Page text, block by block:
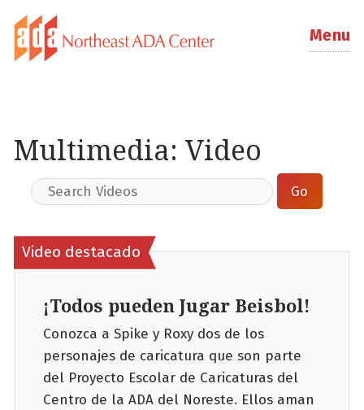
Menu
Multimedia: Video
Video destacado
¡Todos pueden Jugar Beisbol!
Conozca a Spike y Roxy dos de los
personajes de caricatura que son parte
del Proyecto Escolar de Caricaturas del
Centro de la ADA del Noreste. Ellos aman